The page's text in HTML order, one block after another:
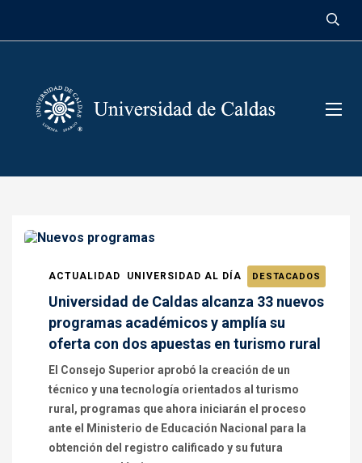
ACTUALIDAD UNIVERSIDAD AL DÍA DESTACADOS
Universidad de Caldas alcanza 33 nuevos
programas académicos y amplía su
oferta con dos apuestas en turismo rural
El Consejo Superior aprobó la creación de un
técnico y una tecnología orientados al turismo
rural, programas que ahora iniciarán el proceso
ante el Ministerio de Educación Nacional para la
obtención del registro calificado y su futura